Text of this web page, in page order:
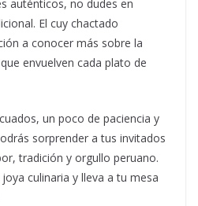
auténticos, no dudes en
El cuy chactado
a conocer más sobre la
envuelven cada plato de
un poco de paciencia y
sorprender a tus invitados
tradición y orgullo peruano.
culinaria y lleva a tu mesa